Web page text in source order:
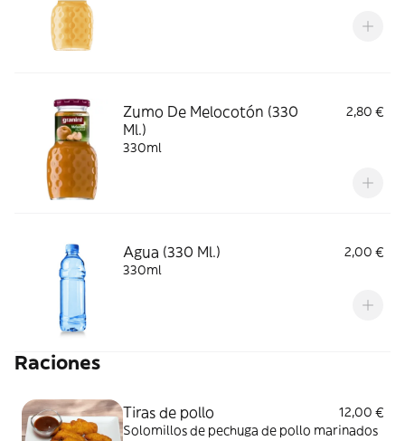
Zumo De Melocotón (330
Ml.)
2,80 €
330ml
Agua (330 Ml.)
2,00 €
330ml
Raciones
Tiras de pollo
12,00 €
Solomillos de pechuga de pollo marinados